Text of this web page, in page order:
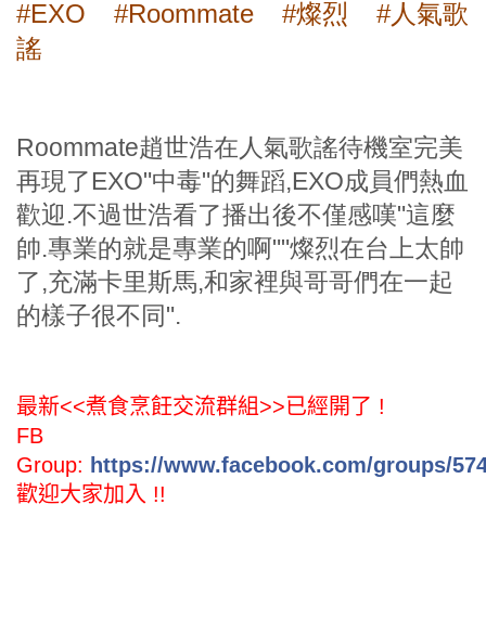
#EXO #Roommate #燦烈
#人氣歌
謠
Roommate趙世浩在人氣歌謠待機室完美
再現了EXO"中毒"的舞蹈,EXO成員們熱血
歡迎.不過世浩看了播出後不僅感嘆"這麼
帥.專業的就是專業的啊""燦烈在台上太帥
了,充滿卡里斯馬,和家裡與哥哥們在一起
的樣子很不同".
最新<<煮食烹飪交流群組>>已經開了 !
FB
Group: https://www.facebook.com/groups/
歡迎大家加入 !!